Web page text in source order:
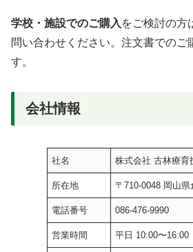
学校・施設でのご購入 をご検討の方
問い合わせください。注文書でのご
す。
会社情報
社名 株式会社 古林療育
所在地 〒710-0048 岡山
電話番号 086-476-9990
営業時間 平日 10:00〜16:00